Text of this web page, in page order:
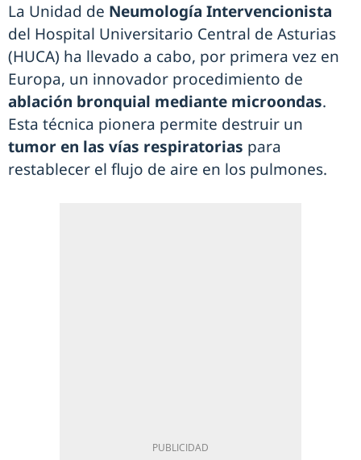
La Unidad de Neumología Intervencionista
del Hospital Universitario Central de Asturias
(HUCA) ha llevado a cabo, por primera vez en
Europa, un innovador procedimiento de
ablación bronquial mediante microondas.
Esta técnica pionera permite destruir un
tumor en las vías respiratorias para
restablecer el flujo de aire en los pulmones.